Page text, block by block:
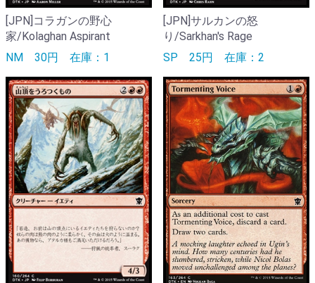
[JPN]コラガンの野心
家/Kolaghan Aspirant
NM 30円 在庫：1
[JPN]サルカンの怒
り/Sarkhan's Rage
SP 25円 在庫：2